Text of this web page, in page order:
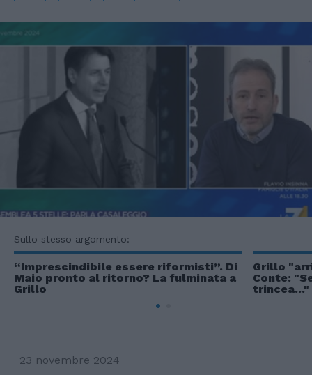
Sullo stesso argomento:
“Imprescindibile essere riformisti”. Di
Maio pronto al ritorno? La fulminata a
Grillo
Grillo
Conte:
trincea..."
23 novembre 2024